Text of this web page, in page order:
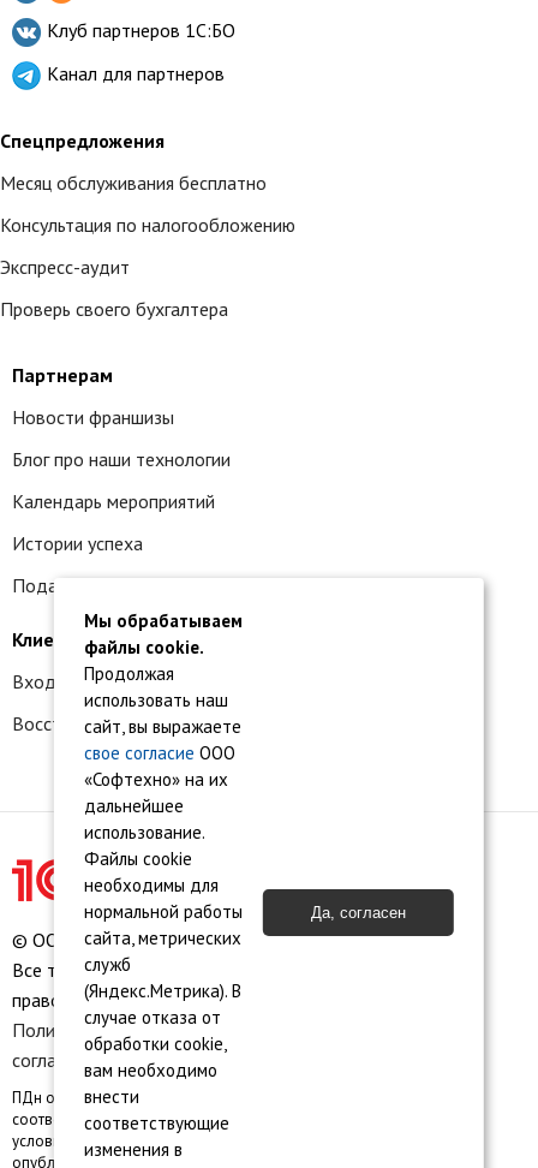
Клуб партнеров 1С:БО
Канал для партнеров
Спецпредложения
Месяц обслуживания бесплатно
Консультация по налогообложению
Экспресс-аудит
Проверь своего бухгалтера
Партнерам
Новости франшизы
Блог про наши технологии
Календарь мероприятий
Истории успеха
Подать заявку на франшизу
Клиентам
Вход в личный кабинет
Восстановление доступа к сервису 1С:БО
© ООО «Софтехно» Все права защищены.
Все торговые марки являются собственностью их
правообладателей.
Политика конфиденциальности
соглашение
Карта сайта
ПДн опубликованы на сайте при наличии правовых оснований в
соответствии с ч.1 ст.6 и ст. 10.1 152-ФЗ. Субъектами установлены
условия и запреты на обработку неограниченным кругом лиц
опубликованных персональных данных
Мы обрабатываем
файлы cookie.
Продолжая
использовать наш
сайт, вы выражаете
свое согласие ООО
«Софтехно» на их
дальнейшее
использование.
Файлы cookie
необходимы для
нормальной работы
сайта, метрических
служб
(Яндекс.Метрика). В
случае отказа от
обработки cookie,
вам необходимо
внести
соответствующие
изменения в
Да, согласен